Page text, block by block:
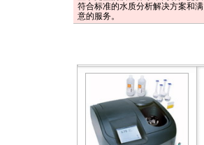
符合标准的水质分析解决方案和满
意的服务。